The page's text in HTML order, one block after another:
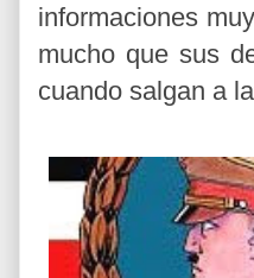
informaciones
mucho que sus
cuando salgan a